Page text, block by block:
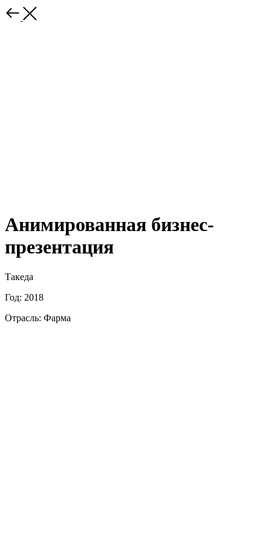
Анимированная бизнес-
презентация
Такеда
Год: 2018
Отрасль: Фарма